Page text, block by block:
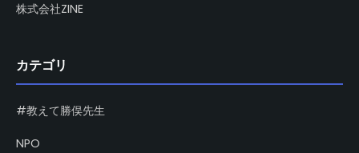
株式会社ZINE
カテゴリ
#教えて勝俣先生
NPO